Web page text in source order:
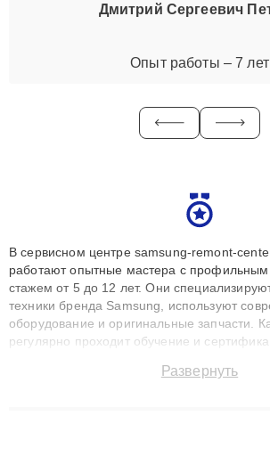
Дмитрий Сергеевич
Опыт работы – 7 лет
В сервисном центре samsung-remont-
работают опытные мастера с
стажем от 5 до 12 лет. Они
техники бренда Samsung, используют
оборудование и оригинальные запчасти.
регулярно проходит обучение и
технику с сохранением гарантии до 3 лет.
Развернуть